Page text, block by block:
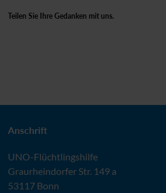
Teilen Sie Ihre Gedanken mit uns.
Anschrift
UNO-Flüchtlingshilfe
Graurheindorfer Str. 149 a
53117 Bonn